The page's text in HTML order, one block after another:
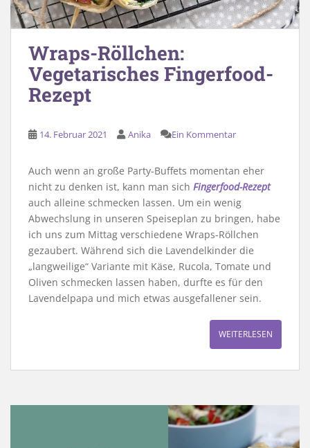
Wraps-Röllchen:
Vegetarisches Fingerfood-
Rezept
14. Februar 2021 Anika Ein Kommentar
Auch wenn an große Party-Buffets momentan eher
nicht zu denken ist, kann man sich Fingerfood-Rezept
auch alleine schmecken lassen. Um ein wenig
Abwechslung in unseren Speiseplan zu bringen, habe
ich uns zum Mittag verschiedene Wraps-Röllchen
gezaubert. Während sich die Lavendelkinder die
„langweilige“ Variante mit Käse, Rucola, Tomate und
Oliven schmecken lassen haben, durfte es für den
Lavendelpapa und mich etwas ausgefallener sein.
WEITERLESEN